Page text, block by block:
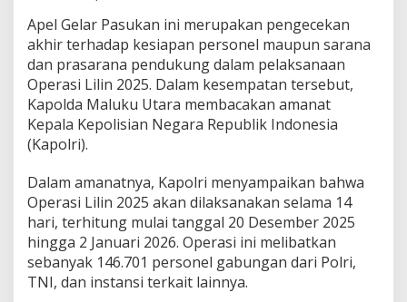
a
n
O
p
e
r
a
s
i
l
n
K
i
e
Apel Gelar Pasukan ini merupakan pengecekan
akhir terhadap kesiapan personel maupun sarana
dan prasarana pendukung dalam pelaksanaan
Operasi Lilin 2025. Dalam kesempatan tersebut,
Kapolda Maluku Utara membacakan amanat
Kepala Kepolisian Negara Republik Indonesia
(Kapolri).
Dalam amanatnya, Kapolri menyampaikan bahwa
Operasi Lilin 2025 akan dilaksanakan selama 14
hari, terhitung mulai tanggal 20 Desember 2025
hingga 2 Januari 2026. Operasi ini melibatkan
sebanyak 146.701 personel gabungan dari Polri,
TNI, dan instansi terkait lainnya.